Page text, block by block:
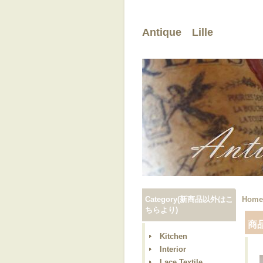
Antique Lille
Category(新商品以外はこ
ちらより)
Kitchen
Interior
Home
商